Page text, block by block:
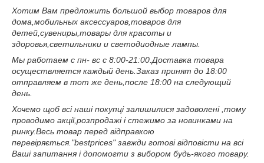
Хотим Вам предложить большой выбор товаров для
дома,мобильных аксессуаров,товаров для
детей,сувениры,товары для красоты и
здоровья,светильники и светодиодные лампы.
Мы работаем с пн- вс с 8:00-21:00.Доставка товара
осуществляется каждый день.Заказ принят до 18:00
отправляем в тот же день,после 18:00 на следующий
день.
Хочемо щоб всі наші покупці залишилися задоволені ,тому
проводимо акції,розпродажі і стежимо за новинками на
ринку.Весь товар перед відправкою
перевіряється."bestprices" завжди готові відповісти на всі
Ваші запитання і допомогти з вибором будь-якого товару.